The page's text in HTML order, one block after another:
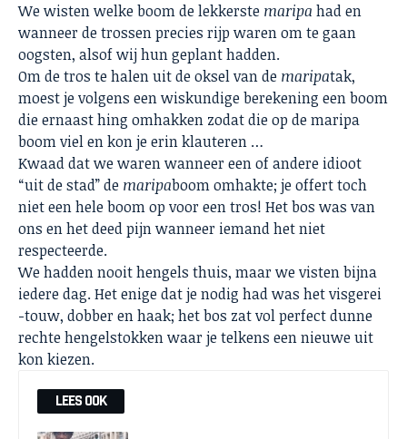
We wisten welke boom de lekkerste maripa had en
wanneer de trossen precies rijp waren om te gaan
oogsten, alsof wij hun geplant hadden.
Om de tros te halen uit de oksel van de maripatak,
moest je volgens een wiskundige berekening een boom
die ernaast hing omhakken zodat die op de maripa
boom viel en kon je erin klauteren …
Kwaad dat we waren wanneer een of andere idioot
“uit de stad” de maripaboom omhakte; je offert toch
niet een hele boom op voor een tros! Het bos was van
ons en het deed pijn wanneer iemand het niet
respecteerde.
We hadden nooit hengels thuis, maar we visten bijna
iedere dag. Het enige dat je nodig had was het visgerei
-touw, dobber en haak; het bos zat vol perfect dunne
rechte hengelstokken waar je telkens een nieuwe uit
kon kiezen.
LEES OOK